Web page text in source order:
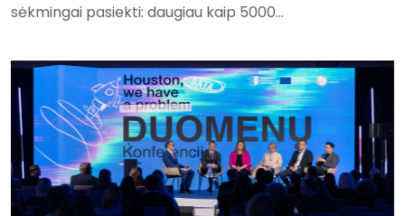
sėkmingai pasiekti: daugiau kaip 5000...